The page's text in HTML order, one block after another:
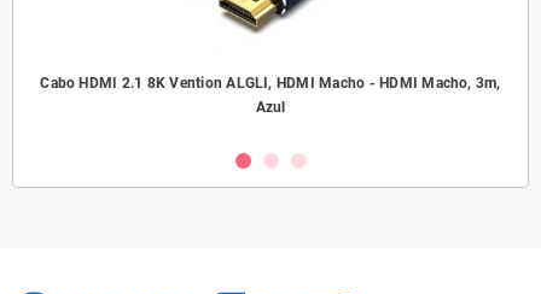
Cabo HDMI 2.1 8K Vention ALGLI, HDMI Macho - HDMI Macho, 3m,
Azul